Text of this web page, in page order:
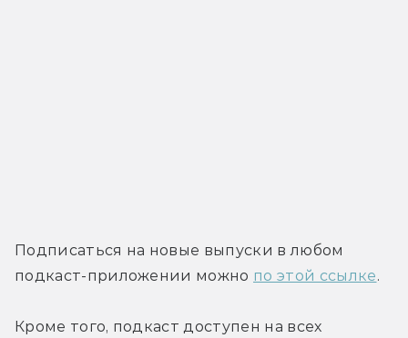
Подписаться на новые выпуски в любом
подкаст-приложении можно по этой ссылке.
Кроме того, подкаст доступен на всех